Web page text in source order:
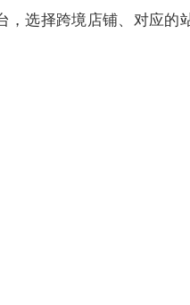
选择跨境店铺、对应的